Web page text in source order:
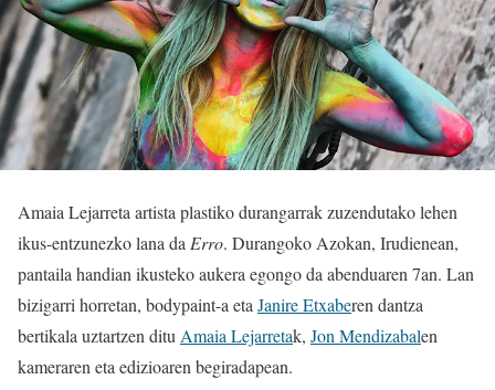
Amaia Lejarreta artista plastiko durangarrak zuzendutako lehen
ikus-entzunezko lana daErro. Durangoko Azokan, Irudienean,
pantaila handian ikusteko aukera egongo da abenduaren 7an. Lan
bizigarri horretan, bodypaint-a etaJanire Etxaberen dantza
bertikala uztartzen dituAmaia Lejarretak, Jon Mendizabalen
kameraren eta edizioaren begiradapean.